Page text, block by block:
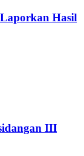
Hasil
III